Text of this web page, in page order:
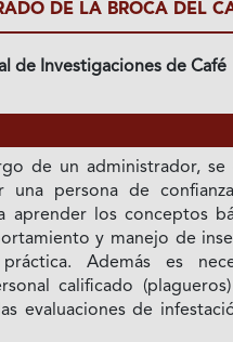
DE LA BROCA DEL
de Investigaciones de Café
de un administrador, se
una persona de
aprender los conceptos
y manejo de
Además es
calificado
evaluaciones de